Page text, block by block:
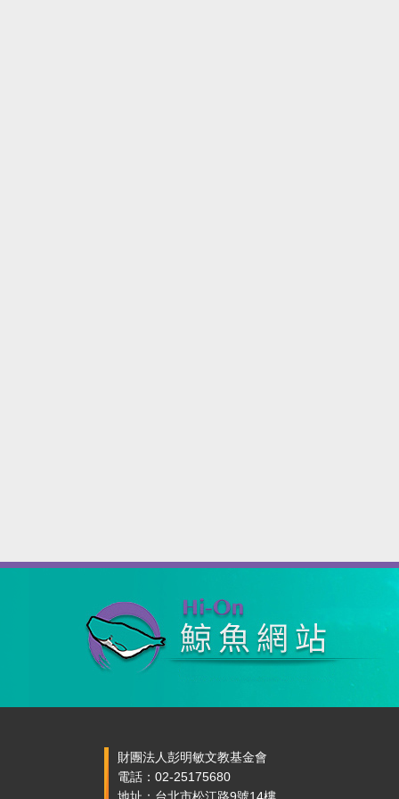
財團法人彭明敏文教基金會
電話：02-25175680
地址：台北市松江路9號14樓